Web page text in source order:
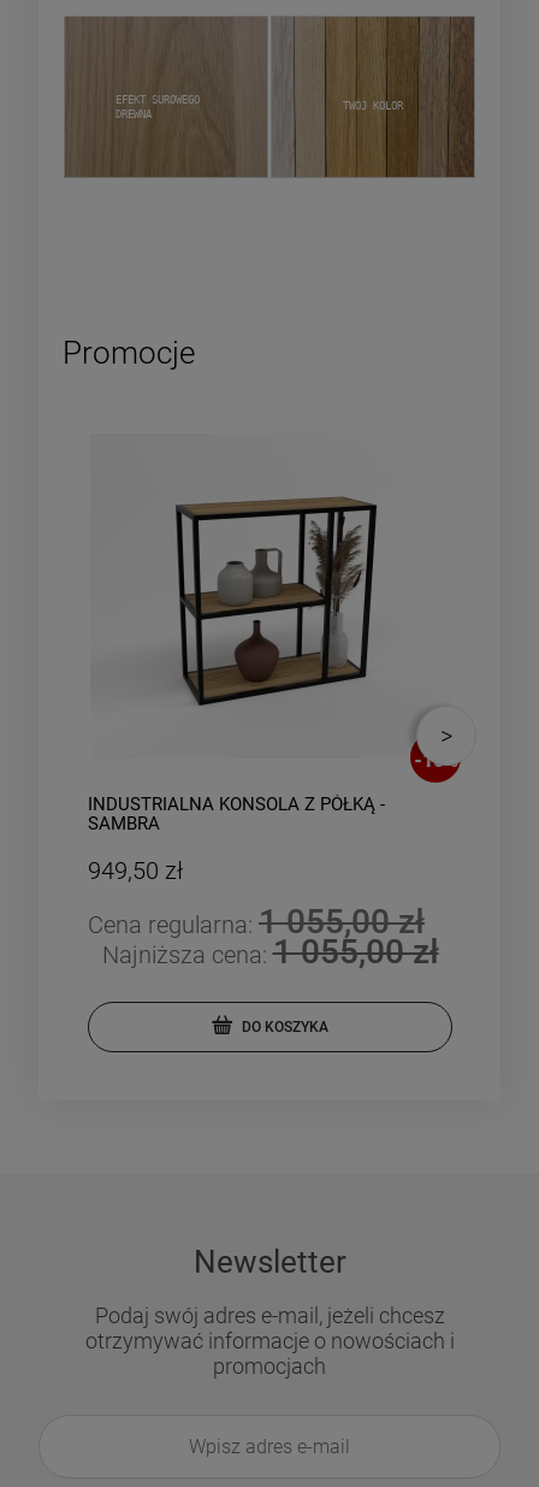
Efekt surowego
drewna
Twój kolor
Promocje
-10%
INDUSTRIALNA KONSOLA Z PÓŁKĄ -
SAMBRA
949,50 zł
Cena regularna: 1 055,00 zł
Najniższa cena:1 055,00 zł
DO KOSZYKA
Newsletter
Podaj swój adres e-mail, jeżeli chcesz
otrzymywać informacje o nowościach i
promocjach